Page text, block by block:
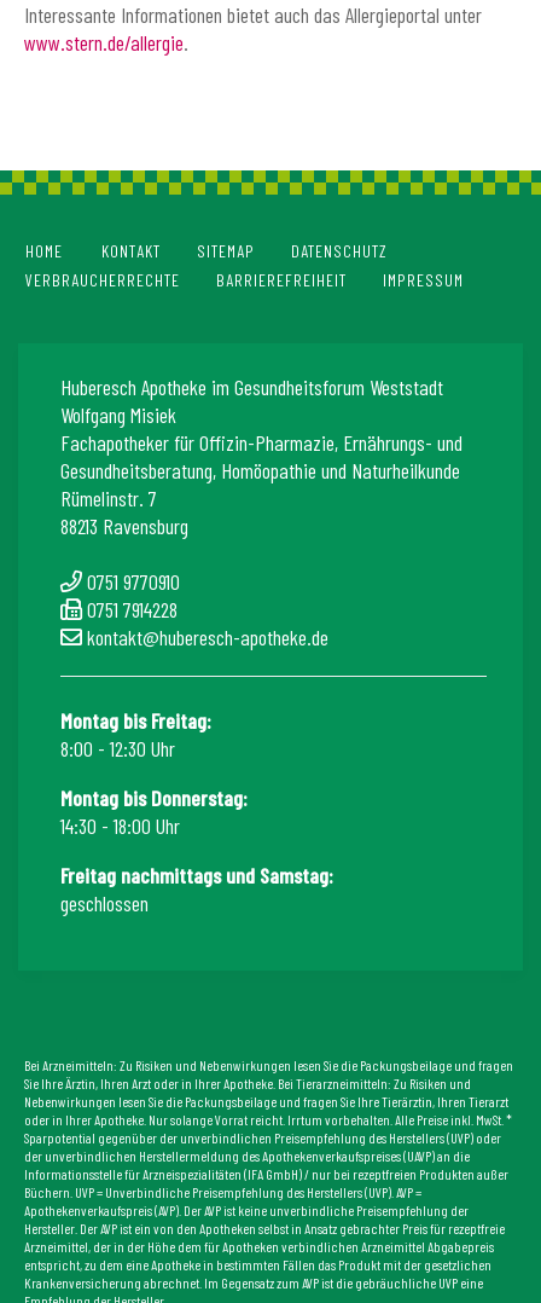
Interessante Informationen bietet auch das Allergieportal unter
www.stern.de/allergie.
HOME KONTAKT SITEMAP
DATENSCHUTZ
VERBRAUCHERRECHTE
BARRIEREFREIHEIT IMPRESSUM
Huberesch Apotheke im Gesundheitsforum Weststadt
Wolfgang Misiek
Fachapotheker für Offizin-Pharmazie, Ernährungs- und
Gesundheitsberatung, Homöopathie und Naturheilkunde
Rümelinstr. 7
88213 Ravensburg
0751 9770910
0751 7914228
kontakt@huberesch-apotheke.de
Montag bis Freitag:
8:00 - 12:30 Uhr
Montag bis Donnerstag:
14:30 - 18:00 Uhr
Freitag nachmittags und Samstag:
geschlossen
Bei Arzneimitteln: Zu Risiken und Nebenwirkungen lesen Sie die Packungsbeilage und fragen
Sie Ihre Ärztin, Ihren Arzt oder in Ihrer Apotheke. Bei Tierarzneimitteln: Zu Risiken und
Nebenwirkungen lesen Sie die Packungsbeilage und fragen Sie Ihre Tierärztin, Ihren Tierarzt
oder in Ihrer Apotheke. Nur solange Vorrat reicht. Irrtum vorbehalten. Alle Preise inkl. MwSt. *
Sparpotential gegenüber der unverbindlichen Preisempfehlung des Herstellers (UVP) oder
der unverbindlichen Herstellermeldung des Apothekenverkaufspreises (UAVP) an die
Informationsstelle für Arzneispezialitäten (IFA GmbH) / nur bei rezeptfreien Produkten außer
Büchern. UVP = Unverbindliche Preisempfehlung des Herstellers (UVP). AVP =
Apothekenverkaufspreis (AVP). Der AVP ist keine unverbindliche Preisempfehlung der
Hersteller. Der AVP ist ein von den Apotheken selbst in Ansatz gebrachter Preis für rezeptfreie
Arzneimittel, der in der Höhe dem für Apotheken verbindlichen Arzneimittel Abgabepreis
entspricht, zu dem eine Apotheke in bestimmten Fällen das Produkt mit der gesetzlichen
Krankenversicherung abrechnet. Im Gegensatz zum AVP ist die gebräuchliche UVP eine